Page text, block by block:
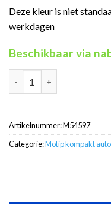
Deze kleur is niet
werkdagen
Beschikbaar via
Motip Kompakt 54597
Artikelnummer:M54597
Categorie:Motip kompakt